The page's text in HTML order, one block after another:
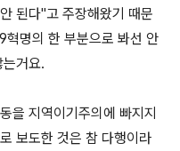
된다"고 주장해왔기 때문
혁명의 한 부분으로 봐선 안
거요.
을 지역이기주의에 빠지지
보도한 것은 참 다행이라